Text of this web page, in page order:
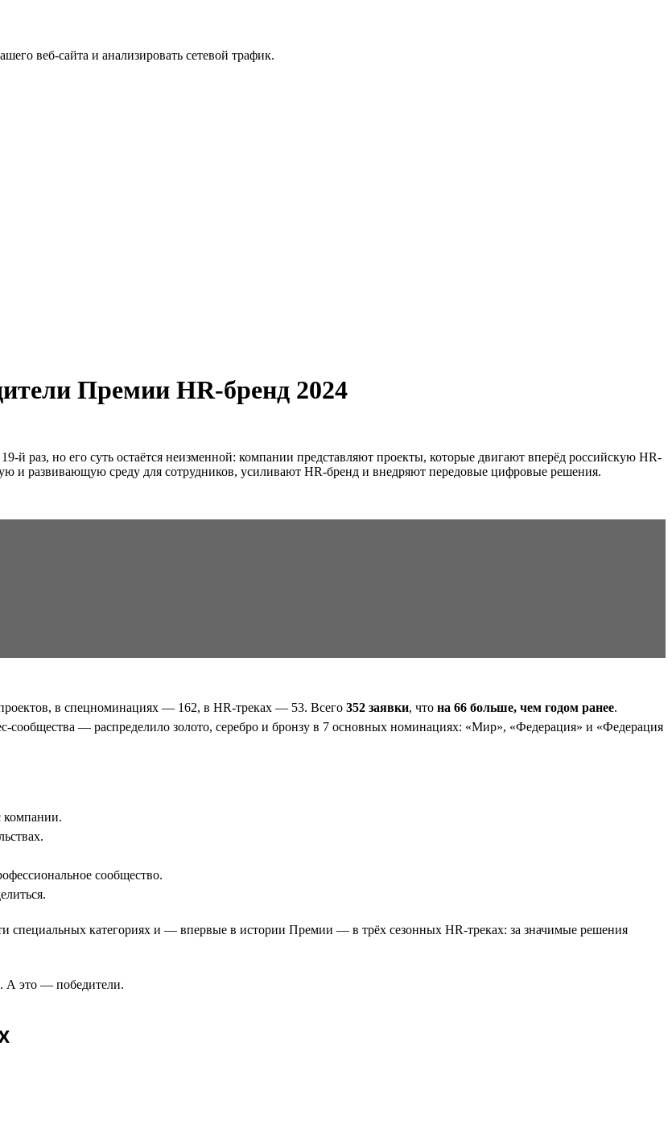
веб-сайта и анализировать сетевой трафик.
Премии HR-бренд 2024
раз, но его суть остаётся неизменной: компании представляют проекты, которые двигают вперёд российскую HR-
и развивающую среду для сотрудников, усиливают HR-бренд и внедряют передовые цифровые решения.
в спецноминациях — 162, в HR-треках — 53. Всего 352 заявки, что на 66 больше, чем годом ранее.
— распределило золото, серебро и бронзу в 7 основных номинациях: «Мир», «Федерация» и «Федерация
компании.
сообщество.
категориях и — впервые в истории Премии — в трёх сезонных HR-треках: за значимые решения
. А это — победители.